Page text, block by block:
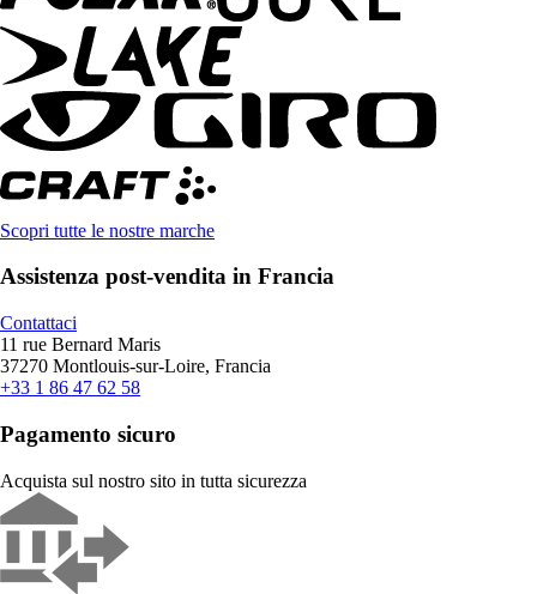
Scopri tutte le nostre marche
Assistenza post-vendita in Francia
Contattaci
11 rue Bernard Maris
37270 Montlouis-sur-Loire, Francia
+33 1 86 47 62 58
Pagamento sicuro
Acquista sul nostro sito in tutta sicurezza